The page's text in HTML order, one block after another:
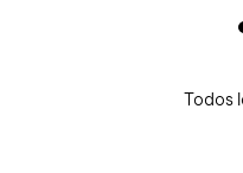
Todos